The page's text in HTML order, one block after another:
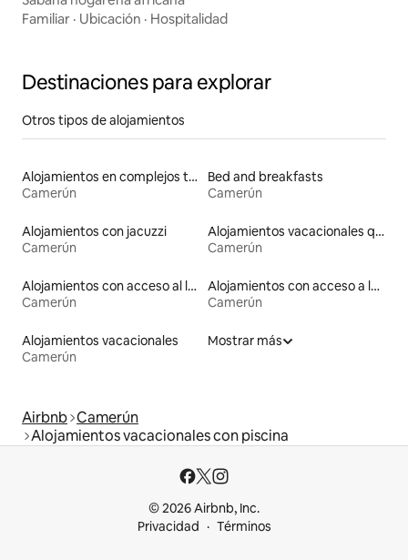
Familiar · Ubicación · Hospitalidad
Destinaciones para explorar
Otros tipos de alojamientos
Alojamientos en complejos turísticos
Camerún
Bed and breakfasts
Camerún
Alojamientos con jacuzzi
Camerún
Alojamientos vacacionales que admiten mascotas
Camerún
Alojamientos con acceso al lago
Camerún
Alojamientos con acceso a la playa
Camerún
Alojamientos vacacionales
Camerún
Mostrar más
Airbnb Camerún
Alojamientos vacacionales con piscina
© 2026 Airbnb, Inc.
Privacidad
Términos